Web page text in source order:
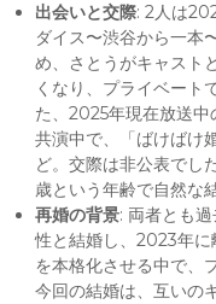
出会いと交際: 2人は
ダイス〜渋谷から一本
め、さとうがキャスト
くなり、プライベート
た、2025年現在放送
共演中で、「ばけばけ
ど。交際は非公表でし
歳という年齢で自然な
再婚の背景: 両者とも
性と結婚し、2023年に
を本格化させる中で、
今回の結婚は、互いの